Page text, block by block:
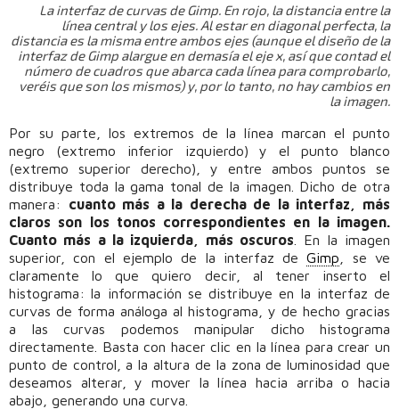
La interfaz de curvas de Gimp. En rojo, la distancia entre la
línea central y los ejes. Al estar en diagonal perfecta, la
distancia es la misma entre ambos ejes (aunque el diseño de la
interfaz de Gimp alargue en demasía el eje x, así que contad el
número de cuadros que abarca cada línea para comprobarlo,
veréis que son los mismos) y, por lo tanto, no hay cambios en
la imagen.
Por su parte, los extremos de la línea marcan el punto
negro (extremo inferior izquierdo) y el punto blanco
(extremo superior derecho), y entre ambos puntos se
distribuye toda la gama tonal de la imagen. Dicho de otra
manera: cuanto más a la derecha de la interfaz, más
claros son los tonos correspondientes en la imagen.
Cuanto más a la izquierda, más oscuros . En la imagen
superior, con el ejemplo de la interfaz deGimp , se ve
claramente lo que quiero decir, al tener inserto el
histograma: la información se distribuye en la interfaz de
curvas de forma análoga al histograma, y de hecho gracias
a las curvas podemos manipular dicho histograma
directamente. Basta con hacer clic en la línea para crear un
punto de control, a la altura de la zona de luminosidad que
deseamos alterar, y mover la línea hacia arriba o hacia
abajo, generando una curva.